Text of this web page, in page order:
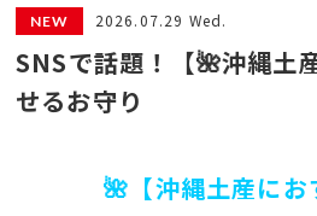
2026.07.29 Wed.
SNSで話題！【🌺沖縄土
せるお守り
🌺【沖縄土産にお